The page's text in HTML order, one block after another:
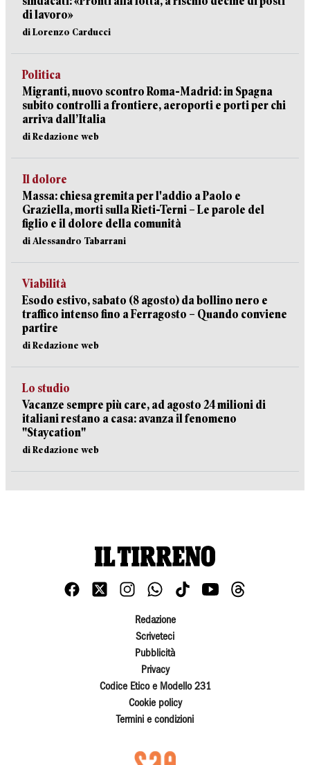
di lavoro»
di Lorenzo Carducci
Politica
Migranti, nuovo scontro Roma-Madrid: in Spagna
subito controlli a frontiere, aeroporti e porti per chi
arriva dall’Italia
di Redazione web
Il dolore
Massa: chiesa gremita per l'addio a Paolo e
Graziella, morti sulla Rieti-Terni – Le parole del
figlio e il dolore della comunità
di Alessandro Tabarrani
Viabilità
Esodo estivo, sabato (8 agosto) da bollino nero e
traffico intenso fino a Ferragosto – Quando conviene
partire
di Redazione web
Lo studio
Vacanze sempre più care, ad agosto 24 milioni di
italiani restano a casa: avanza il fenomeno
"Staycation"
di Redazione web
Redazione
Scriveteci
Pubblicità
Privacy
Codice Etico e Modello 231
Cookie policy
Termini e condizioni